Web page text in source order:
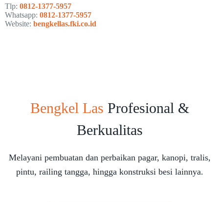
Tlp: 0812-1377-5957
Whatsapp: 0812-1377-5957
Website: bengkellas.fki.co.id
Bengkel Las Profesional &
Berkualitas
Melayani pembuatan dan perbaikan pagar, kanopi, tralis,
pintu, railing tangga, hingga konstruksi besi lainnya.